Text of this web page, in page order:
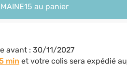
au panier
avant : 30/11/2027
min et votre colis sera expédié